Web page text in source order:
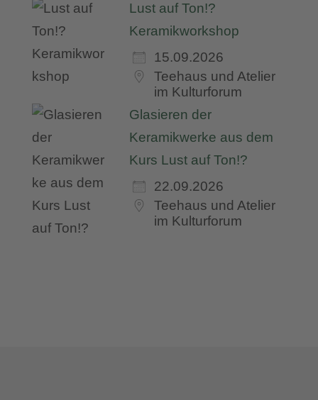
Lust auf Ton!?
Keramikworkshop
15.09.2026
Teehaus und Atelier
im Kulturforum
Glasieren der
Keramikwerke aus dem
Kurs Lust auf Ton!?
22.09.2026
Teehaus und Atelier
im Kulturforum